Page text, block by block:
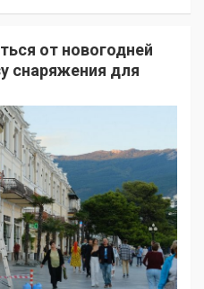
от новогодней
снаряжения для